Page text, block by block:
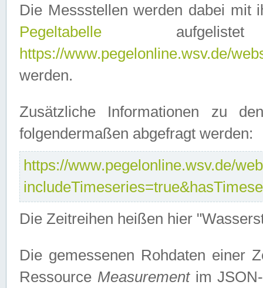
Die Messstellen werden dabei mit
Pegeltabelle
https://www.pegelonline.wsv.de/
werden.
Zusätzliche Informationen zu
folgendermaßen abgefragt werden:
https://www.pegelonline.wsv.de/
Die Zeitreihen heißen hier
Die gemessenen Rohdaten einer
Ressource Measurementim JSON-